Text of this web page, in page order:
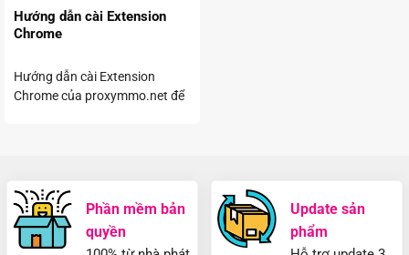
Hướng dẫn cài Extension
Chrome
Hướng dẫn cài Extension
Chrome của proxymmo.net để
Phần mềm bản
quyền
Update sản
phẩm